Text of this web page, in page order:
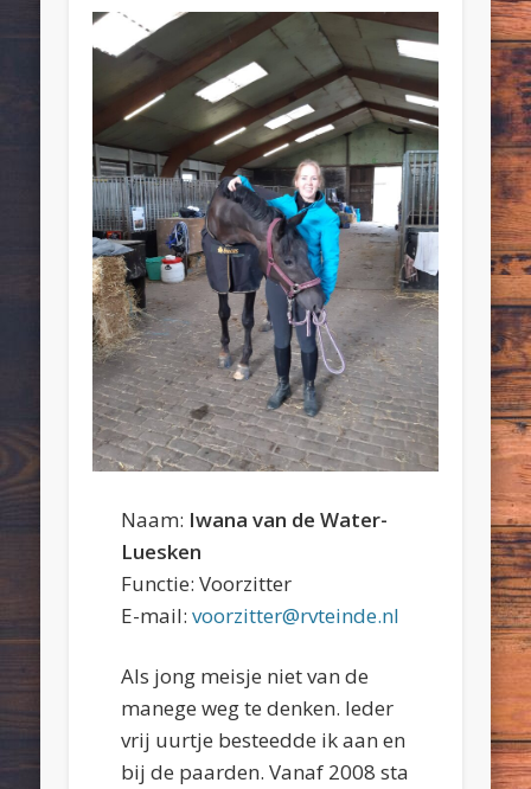
Naam: Iwana van de Water-
Luesken
Functie: Voorzitter
E-mail: voorzitter@rvteinde.nl
Als jong meisje niet van de
manege weg te denken. Ieder
vrij uurtje besteedde ik aan en
bij de paarden. Vanaf 2008 sta